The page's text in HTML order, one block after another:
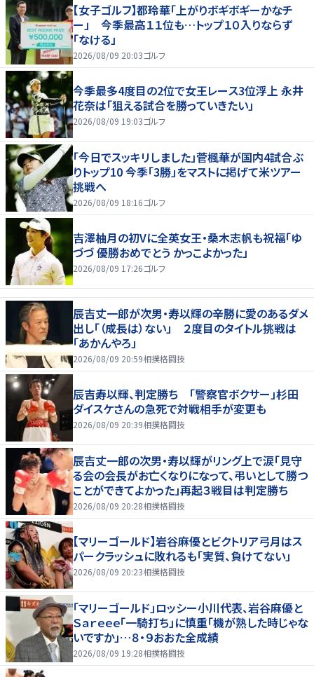
【女子ゴルフ】都玲華「上がりボギボギーかなチ
ー」 今季最高１１位も…トップ１０入りならず
「なける」
2026/08/09 20:03ゴルフ
今季最多4度目の2位で女王レース3位浮上 永井
花奈は「狙える試合を勝っていきたい」
2026/08/09 19:03ゴルフ
「今日でスッキリしました」菅楓華が国内4試合ぶ
りトップ10 今季「3勝」をマストに掲げて米ツアー
挑戦へ
2026/08/09 18:16ゴルフ
吉澤柚月の初Vに全英女王・桑木志帆も祝福「ゆ
づづ 優勝おめでとう かっこよかった」
2026/08/09 17:26ゴルフ
辰吉丈一郎が次男・寿以輝の辛勝に愛のあるダメ
出し「（成長は）ない」 ２度目のタイトル挑戦は
「あかんやろ」
2026/08/09 20:59相撲格闘技
辰吉寿以輝、判定勝ち 「警察官ボクサー」杉田
ダイスケさんの急死で対戦相手が変更も
2026/08/09 20:39相撲格闘技
辰吉丈一郎の次男・寿以輝がリング上で涙「見守
る会の会長がお亡くなりになって、弔いとして勝つ
ことができてよかった」再起３戦目は判定勝ち
2026/08/09 20:28相撲格闘技
【マリーゴールド】岩谷麻優とビクトリア弓月はス
パークラッシュに敗れるも「実質、負けてない」
2026/08/09 20:23相撲格闘技
「マリーゴールド」ロッシー小川代表、岩谷麻優と
Ｓａｒｅｅｅ「一騎打ち」に慎重「機が熟した時じゃな
いですか」…８・９おおた全成績
2026/08/09 19:28相撲格闘技